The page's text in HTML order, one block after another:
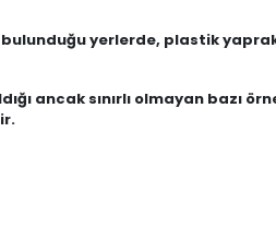
yerlerde, plastik
ancak sınırlı olmayan bazı